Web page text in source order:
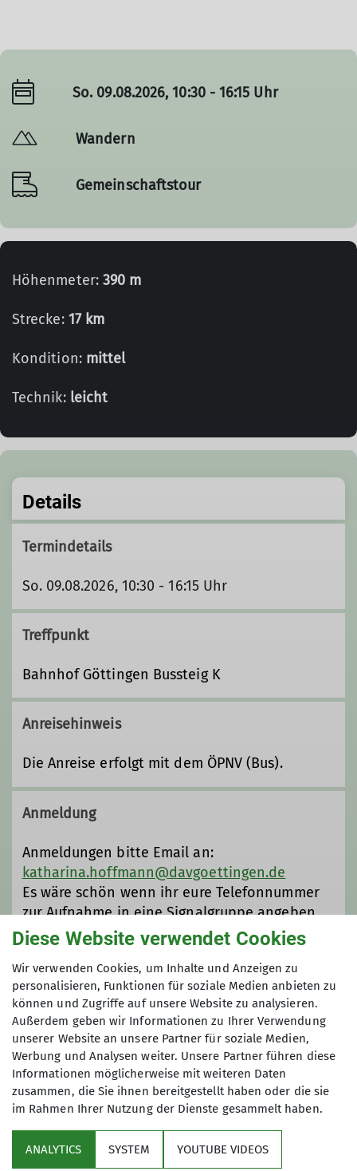
So. 09.08.2026, 10:30 - 16:15 Uhr
Wandern
Gemeinschaftstour
Höhenmeter: 390 m
Strecke: 17 km
Kondition: mittel
Technik: leicht
Details
Termindetails
So. 09.08.2026, 10:30 - 16:15 Uhr
Treffpunkt
Bahnhof Göttingen Bussteig K
Anreisehinweis
Die Anreise erfolgt mit dem ÖPNV (Bus).
Anmeldung
Anmeldungen bitte Email an:
katharina.hoffmann@davgoettingen.de
Es wäre schön wenn ihr eure Telefonnummer
zur Aufnahme in eine Signalgruppe angeben
könntet. Ihr werdet dann hinzugefügt und
Anmeldung ab / bis
19.07.2026 / 07.08.2026
Sektion
Diese Website verwendet Cookies
Wir verwenden Cookies, um Inhalte und Anzeigen zu
personalisieren, Funktionen für soziale Medien anbieten zu
können und Zugriffe auf unsere Website zu analysieren.
Außerdem geben wir Informationen zu Ihrer Verwendung
unserer Website an unsere Partner für soziale Medien,
Werbung und Analysen weiter. Unsere Partner führen diese
Informationen möglicherweise mit weiteren Daten
zusammen, die Sie ihnen bereitgestellt haben oder die sie
im Rahmen Ihrer Nutzung der Dienste gesammelt haben.
ANALYTICS SYSTEM YOUTUBE VIDEOS